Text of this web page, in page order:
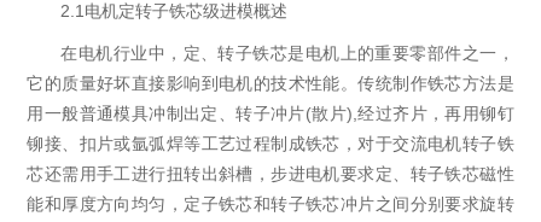
2.1电机定转子铁芯级进模概述
在电机行业中，定、转子铁芯是电机上的重要零部件之一，
它的质量好坏直接影响到电机的技术性能。传统制作铁芯方法是
用一般普通模具冲制出定、转子冲片(散片),经过齐片，再用铆钉
铆接、扣片或氩弧焊等工艺过程制成铁芯，对于交流电机转子铁
芯还需用手工进行扭转出斜槽，步进电机要求定、转子铁芯磁性
能和厚度方向均匀，定子铁芯和转子铁芯冲片之间分别要求旋转